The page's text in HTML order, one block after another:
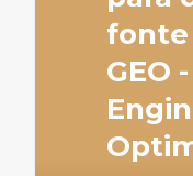
fonte
GEO